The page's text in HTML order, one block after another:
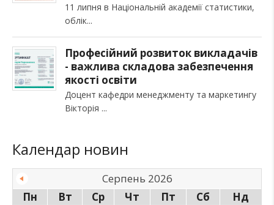
11 липня в Національній академії статистики,
облік
Професійний розвиток викладачів
- важлива складова забезпечення
якості освіти
Доцент кафедри менеджменту та маркетингу
Вікторія
Календар новин
Серпень 2026
Пн
Вт Ср Чт Пт Сб
Нд